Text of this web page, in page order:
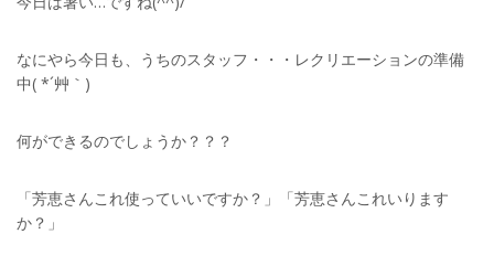
なにやら今日も、うちのスタッフ・・・レクリエーションの準備
中( *´艸｀)
何ができるのでしょうか？？？
「芳恵さんこれ使っていいですか？」「芳恵さんこれいります
か？」